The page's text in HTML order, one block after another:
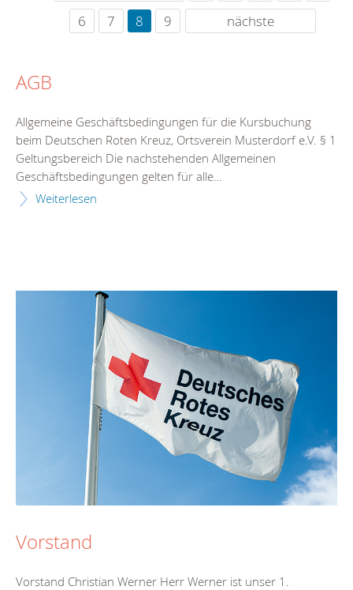
6
7 8 9 nächste
AGB
Allgemeine Geschäftsbedingungen für die Kursbuchung
beim Deutschen Roten Kreuz, Ortsverein Musterdorf e.V. § 1
Geltungsbereich Die nachstehenden Allgemeinen
Geschäftsbedingungen gelten für alle…
Weiterlesen
Vorstand
Vorstand Christian Werner Herr Werner ist unser 1.